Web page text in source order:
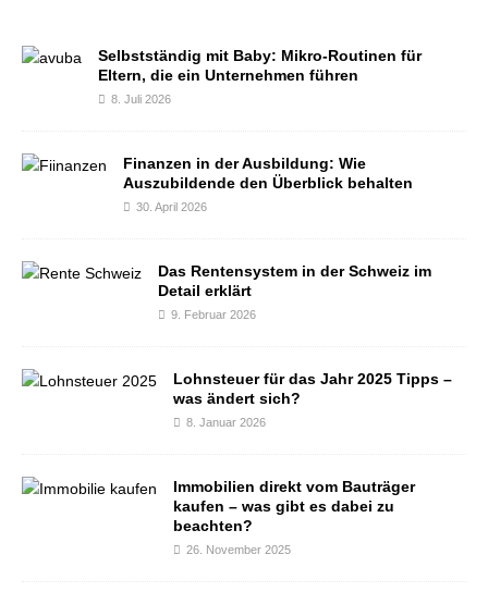
Selbstständig mit Baby: Mikro-Routinen für
Eltern, die ein Unternehmen führen
8. Juli 2026
Finanzen in der Ausbildung: Wie
Auszubildende den Überblick behalten
30. April 2026
Das Rentensystem in der Schweiz im
Detail erklärt
9. Februar 2026
Lohnsteuer für das Jahr 2025 Tipps –
was ändert sich?
8. Januar 2026
Immobilien direkt vom Bauträger
kaufen – was gibt es dabei zu
beachten?
26. November 2025